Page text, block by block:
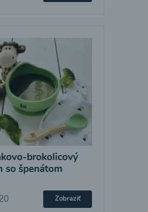
brokolicový
so špenátom
Zobraziť